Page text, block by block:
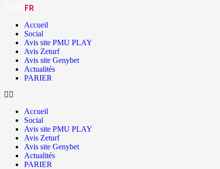
FR
Accueil
Social
Avis site PMU PLAY
Avis Zeturf
Avis site Genybet
Actualités
PARIER
Accueil
Social
Avis site PMU PLAY
Avis Zeturf
Avis site Genybet
Actualités
PARIER